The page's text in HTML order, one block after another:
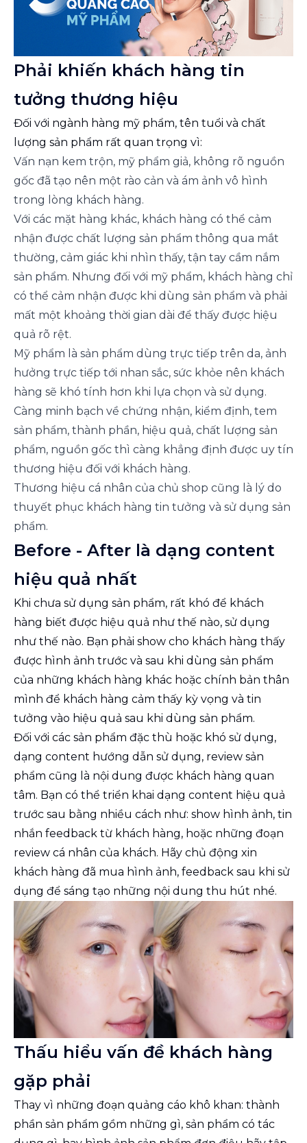
Phải khiến khách hàng tin
tưởng thương hiệu
Đối với ngành hàng mỹ phẩm, tên tuổi và chất
lượng sản phẩm rất quan trọng vì:
Vấn nạn kem trộn, mỹ phẩm giả, không rõ nguồn
gốc đã tạo nên một rào cản và ám ảnh vô hình
trong lòng khách hàng.
Với các mặt hàng khác, khách hàng có thể cảm
nhận được chất lượng sản phẩm thông qua mắt
thường, cảm giác khi nhìn thấy, tận tay cầm nắm
sản phẩm. Nhưng đối với mỹ phẩm, khách hàng chỉ
có thể cảm nhận được khi dùng sản phẩm và phải
mất một khoảng thời gian dài để thấy được hiệu
quả rõ rệt.
Mỹ phẩm là sản phẩm dùng trực tiếp trên da, ảnh
hưởng trực tiếp tới nhan sắc, sức khỏe nên khách
hàng sẽ khó tính hơn khi lựa chọn và sử dụng.
Càng minh bạch về chứng nhận, kiểm định, tem
sản phẩm, thành phần, hiệu quả, chất lượng sản
phẩm, nguồn gốc thì càng khẳng định được uy tín
thương hiệu đối với khách hàng.
Thương hiệu cá nhân của chủ shop cũng là lý do
thuyết phục khách hàng tin tưởng và sử dụng sản
phẩm.
Before - After là dạng content
hiệu quả nhất
Khi chưa sử dụng sản phẩm, rất khó để khách
hàng biết được hiệu quả như thế nào, sử dụng
như thế nào. Bạn phải show cho khách hàng thấy
được hình ảnh trước và sau khi dùng sản phẩm
của những khách hàng khác hoặc chính bản thân
mình để khách hàng cảm thấy kỳ vọng và tin
tưởng vào hiệu quả sau khi dùng sản phẩm.
Đối với các sản phẩm đặc thù hoặc khó sử dụng,
dạng content hướng dẫn sử dụng, review sản
phẩm cũng là nội dung được khách hàng quan
tâm. Bạn có thể triển khai dạng content hiệu quả
trước sau bằng nhiều cách như: show hình ảnh, tin
nhắn feedback từ khách hàng, hoặc những đoạn
review cá nhân của khách. Hãy chủ động xin
khách hàng đã mua hình ảnh, feedback sau khi sử
dụng để sáng tạo những nội dung thu hút nhé.
Thấu hiểu vấn đề khách hàng
gặp phải
Thay vì những đoạn quảng cáo khô khan: thành
phần sản phẩm gồm những gì, sản phẩm có tác